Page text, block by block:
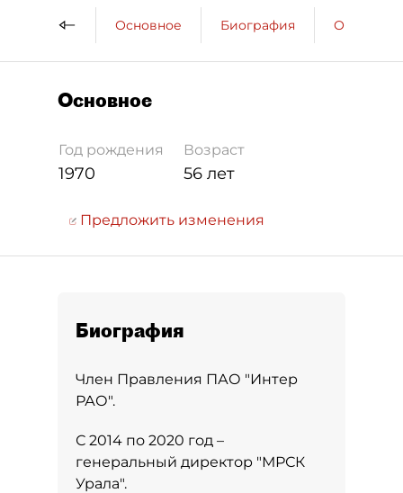
Основное Биография
Основное
Год рождения
1970
Возраст
56 лет
Предложить изменения
Биография
Член Правления ПАО "Интер
РАО".
С 2014 по 2020 год –
генеральный директор "МРСК
Урала".